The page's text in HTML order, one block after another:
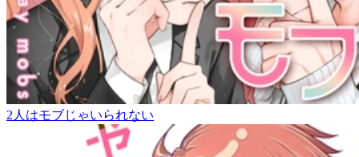
2人はモブじゃいられない